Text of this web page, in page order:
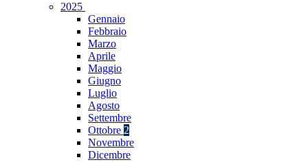
2025
Gennaio
Febbraio
Marzo
Aprile
Maggio
Giugno
Luglio
Agosto
Settembre
Ottobre 2
Novembre
Dicembre